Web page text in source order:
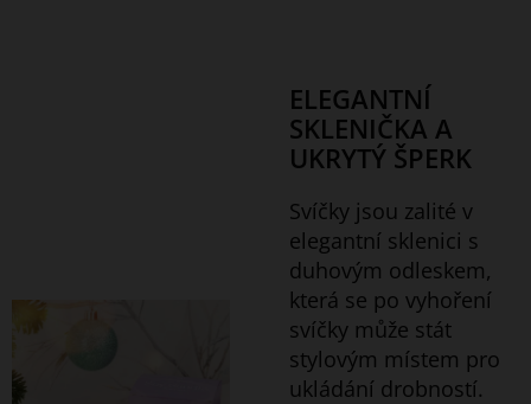
ELEGANTNÍ
SKLENIČKA A
UKRYTÝ ŠPERK
Svíčky jsou zalité v
elegantní sklenici s
duhovým odleskem,
která se po vyhoření
svíčky může stát
stylovým místem pro
ukládání drobností.